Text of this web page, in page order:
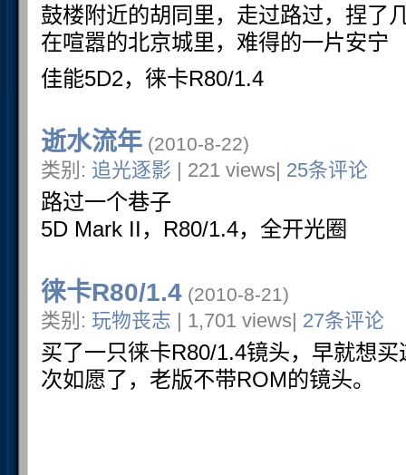
鼓楼附近的胡同里，走过路过，捏了
在喧嚣的北京城里，难得的一片安宁
佳能5D2，徕卡R80/1.4
逝水流年 (2010-8-22)
类别: 追光逐影 | 221 views| 25条评论
路过一个巷子
5D Mark II，R80/1.4，全开光圈
徕卡R80/1.4 (2010-8-21)
类别: 玩物丧志 | 1,701 views| 27条评论
买了一只徕卡R80/1.4镜头，早就想
次如愿了，老版不带ROM的镜头。